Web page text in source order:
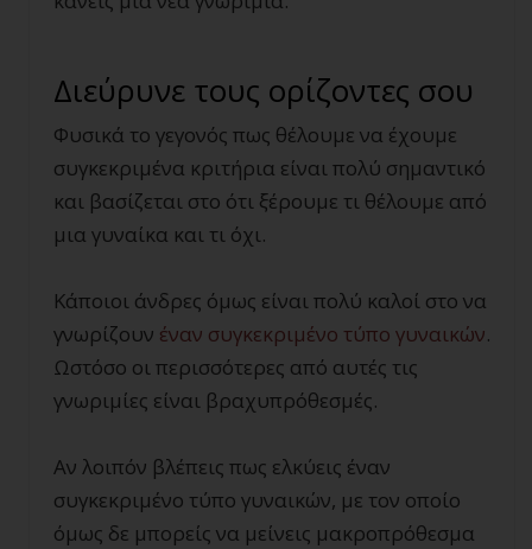
Διεύρυνε τους ορίζοντες σου
Φυσικά το γεγονός πως θέλουμε να έχουμε
συγκεκριμένα κριτήρια είναι πολύ σημαντικό
και βασίζεται στο ότι ξέρουμε τι θέλουμε από
μια γυναίκα και τι όχι.
Κάποιοι άνδρες όμως είναι πολύ καλοί στο να
γνωρίζουν έναν συγκεκριμένο τύπο γυναικών.
Ωστόσο οι περισσότερες από αυτές τις
γνωριμίες είναι βραχυπρόθεσμές.
Αν λοιπόν βλέπεις πως ελκύεις έναν
συγκεκριμένο τύπο γυναικών, με τον οποίο
όμως δε μπορείς να μείνεις μακροπρόθεσμα